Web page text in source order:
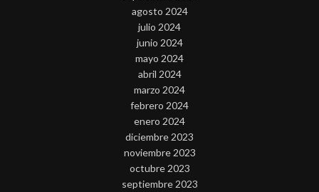
agosto 2024
julio 2024
junio 2024
mayo 2024
abril 2024
marzo 2024
febrero 2024
enero 2024
diciembre 2023
noviembre 2023
octubre 2023
septiembre 2023